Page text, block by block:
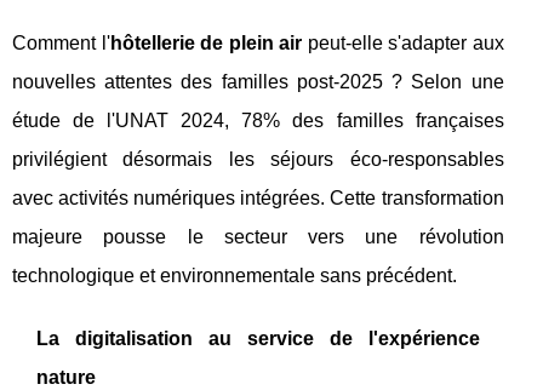
Comment l'hôtellerie de plein air peut-elle s'adapter aux
nouvelles attentes des familles post-2025 ? Selon une
étude de l'UNAT 2024, 78% des familles françaises
privilégient désormais les séjours éco-responsables
avec activités numériques intégrées. Cette transformation
majeure pousse le secteur vers une révolution
technologique et environnementale sans précédent.
La digitalisation au service de l'expérience
nature